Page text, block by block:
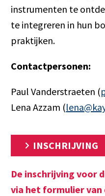
instrumenten te
te integreren in hun
praktijken.
Contactpersonen:
Paul Vanderstraeten (
Lena Azzam (
INSCHRIJVING
De inschrijving voor
via het formulier